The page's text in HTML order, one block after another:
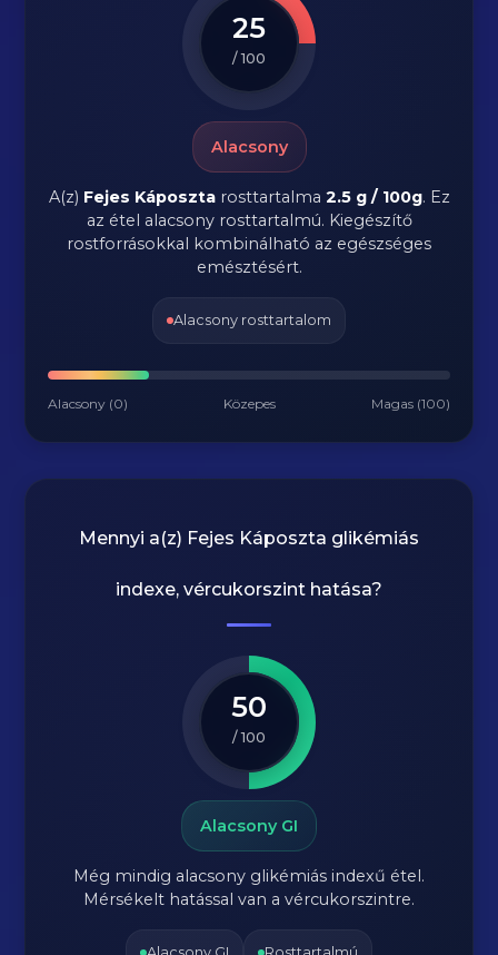
25
/ 100
Alacsony
A(z) Fejes Káposztarosttartalma 2.5 g / 100g. Ez
az étel alacsony rosttartalmú. Kiegészítő
rostforrásokkal kombinálható az egészséges
emésztésért.
Alacsony rosttartalom
Alacsony (0) Közepes Magas (100)
Mennyi a(z) Fejes Káposzta glikémiás
indexe, vércukorszint hatása?
50
/ 100
Alacsony GI
Még mindig alacsony glikémiás indexű étel.
Mérsékelt hatással van a vércukorszintre.